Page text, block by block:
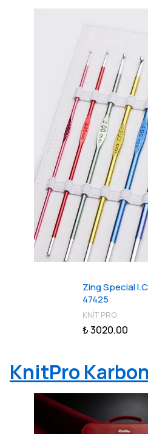
Zing Special
47425
KNİT PRO
₺ 3020.00
KnitPro